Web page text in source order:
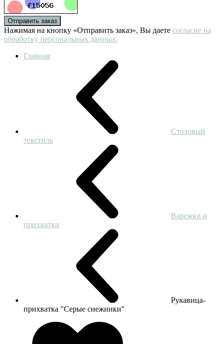
Отправить заказ
Нажимая на кнопку «Отправить заказ», Вы даете согласие на
обработку персональных данных.
Главная
Столовый
текстиль
Варежки и
прихватки
Рукавица-
прихватка "Серые снежинки"